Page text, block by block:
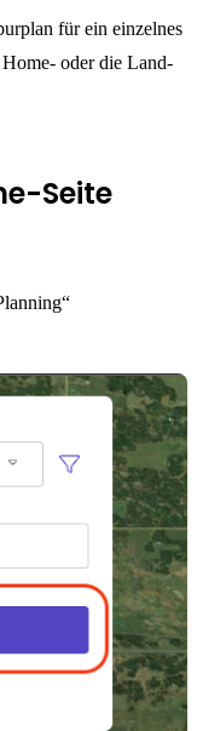
für ein einzelnes
oder die Land-
Seite